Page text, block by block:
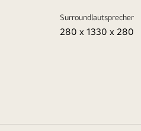
Surroundlautsprecher
280 x 1330 x 280